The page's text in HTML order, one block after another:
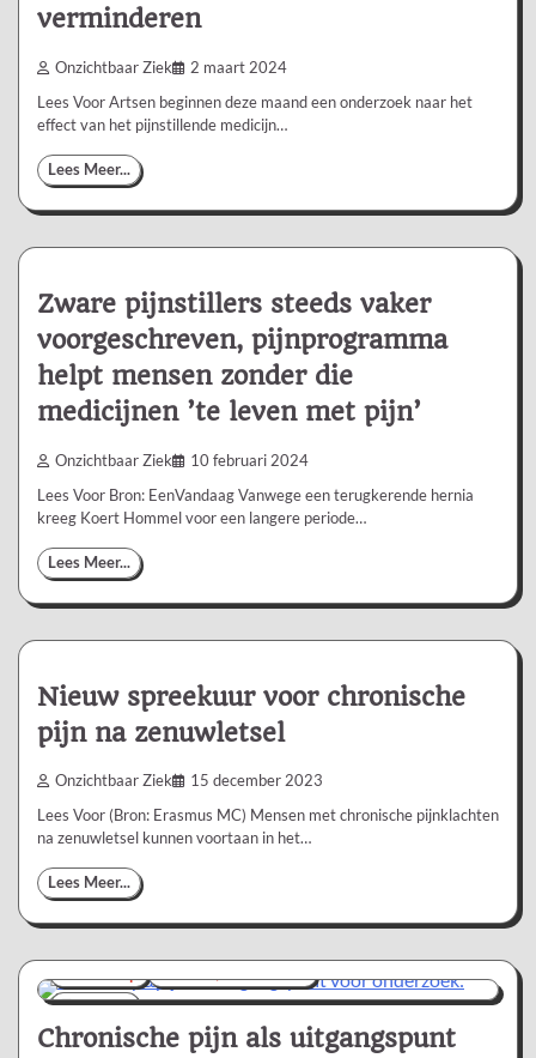
verminderen
Onzichtbaar Ziek 2 maart 2024
Lees Voor Artsen beginnen deze maand een onderzoek naar het
effect van het pijnstillende medicijn…
Lees Meer...
Zware pijnstillers steeds vaker
voorgeschreven, pijnprogramma
helpt mensen zonder die
medicijnen ’te leven met pijn’
Onzichtbaar Ziek 10 februari 2024
Lees Voor Bron: EenVandaag Vanwege een terugkerende hernia
kreeg Koert Hommel voor een langere periode…
Lees Meer...
Nieuw spreekuur voor chronische
pijn na zenuwletsel
Onzichtbaar Ziek 15 december 2023
Lees Voor (Bron: Erasmus MC) Mensen met chronische pijnklachten
na zenuwletsel kunnen voortaan in het…
Lees Meer...
1 min 0
Boekentip Nieuws/Informatie
Chronische pijn als uitgangspunt